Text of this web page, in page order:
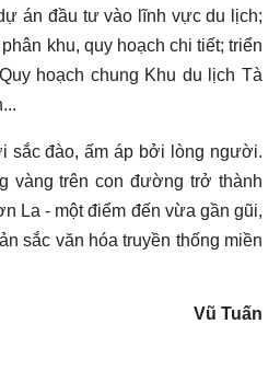
án đầu tư vào lĩnh vực du lịch;
khu, quy hoạch chi tiết; triển
hoạch chung Khu du lịch Tà
sắc đào, ấm áp bởi lòng người.
vàng trên con đường trở thành
La - một điểm đến vừa gần gũi,
sắc văn hóa truyền thống miền
Vũ Tuấn